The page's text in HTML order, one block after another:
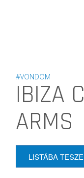
#VONDOM
IBIZA
ARMS
LISTÁBA